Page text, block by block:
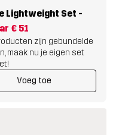
Lightweight Set -
€ 51
zijn gebundelde
maak nu je eigen set
Voeg toe